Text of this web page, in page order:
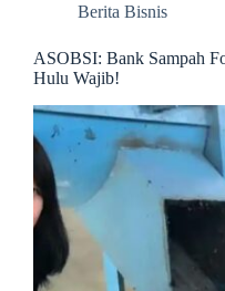
Berita Bisnis
ASOBSI: Bank Sampah
Hulu Wajib!